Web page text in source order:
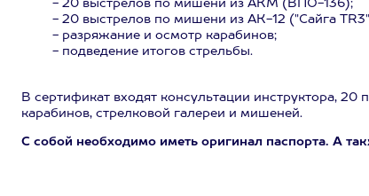
- 20 выстрелов по мишени из АКМ (ВПО-136);
- 20 выстрелов по мишени из АК-12 ("Сайга
- разряжание и осмотр карабинов;
- подведение итогов стрельбы.
В сертификат входят консультации инструктора,
карабинов, стрелковой галереи и мишеней.
С собой необходимо иметь оригинал паспорта. А